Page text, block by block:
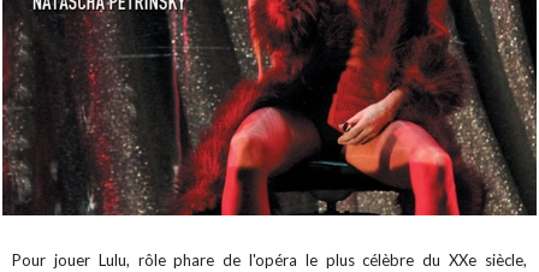
Pour jouer Lulu, rôle phare de l'opéra le plus célèbre du XXe siècle,